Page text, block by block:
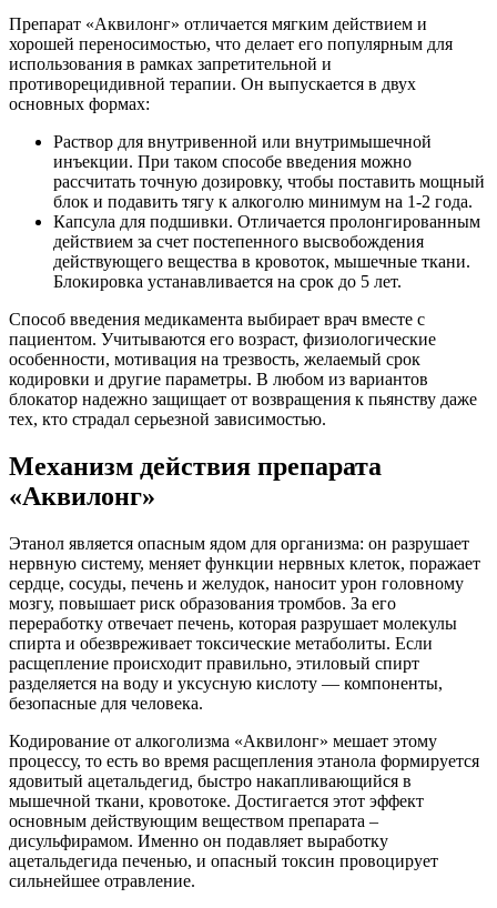
Препарат «Аквилонг» отличается мягким действием и
хорошей переносимостью, что делает его популярным для
использования в рамках запретительной и
противорецидивной терапии. Он выпускается в двух
основных формах:
Раствор для внутривенной или внутримышечной
инъекции. При таком способе введения можно
рассчитать точную дозировку, чтобы поставить мощный
блок и подавить тягу к алкоголю минимум на 1-2 года.
Капсула для подшивки. Отличается пролонгированным
действием за счет постепенного высвобождения
действующего вещества в кровоток, мышечные ткани.
Блокировка устанавливается на срок до 5 лет.
Способ введения медикамента выбирает врач вместе с
пациентом. Учитываются его возраст, физиологические
особенности, мотивация на трезвость, желаемый срок
кодировки и другие параметры. В любом из вариантов
блокатор надежно защищает от возвращения к пьянству даже
тех, кто страдал серьезной зависимостью.
Механизм действия препарата
«Аквилонг»
Этанол является опасным ядом для организма: он разрушает
нервную систему, меняет функции нервных клеток, поражает
сердце, сосуды, печень и желудок, наносит урон головному
мозгу, повышает риск образования тромбов. За его
переработку отвечает печень, которая разрушает молекулы
спирта и обезвреживает токсические метаболиты. Если
расщепление происходит правильно, этиловый спирт
разделяется на воду и уксусную кислоту — компоненты,
безопасные для человека.
Кодирование от алкоголизма «Аквилонг» мешает этому
процессу, то есть во время расщепления этанола формируется
ядовитый ацетальдегид, быстро накапливающийся в
мышечной ткани, кровотоке. Достигается этот эффект
основным действующим веществом препарата –
дисульфирамом. Именно он подавляет выработку
ацетальдегида печенью, и опасный токсин провоцирует
сильнейшее отравление.